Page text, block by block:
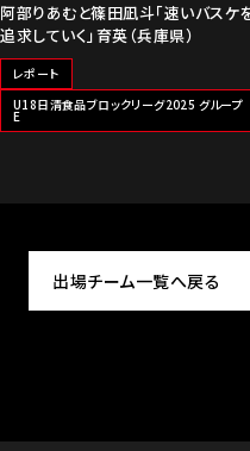
阿部りあむと篠田凪斗「速いバスケ
追求していく」育英（兵庫県）
レポート
U18日清食品ブロックリーグ2025 グループ
E
出場チーム一覧へ戻る